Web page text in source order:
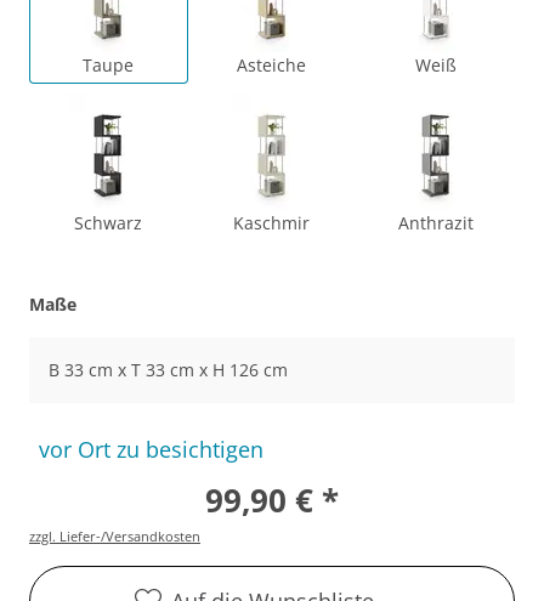
Taupe Asteiche Weiß
Schwarz Kaschmir Anthrazit
Maße
B 33 cm x T 33 cm x H 126 cm
vor Ort zu besichtigen
99,90 € *
zzgl. Liefer-/Versandkosten